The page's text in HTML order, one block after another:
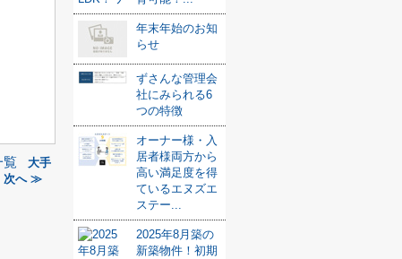
覧
大手
次へ ≫
年末年始のお知
らせ
ずさんな管理会
社にみられる6
つの特徴
オーナー様・入
居者様両方から
高い満足度を得
ているエヌズエ
ステー...
2025年8月築の
新築物件！初期